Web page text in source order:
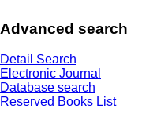
Advanced search
Detail Search
Electronic Journal
Database search
Reserved Books List